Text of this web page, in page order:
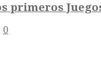
primeros
0